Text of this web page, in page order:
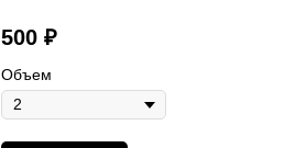
500 ₽
Объем